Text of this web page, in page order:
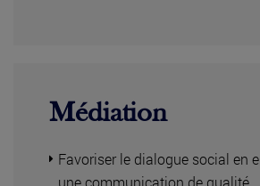
Médiation
Favoriser le dialogue social en
une communication de qualité